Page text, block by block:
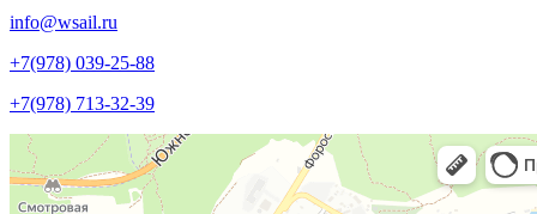
info@wsail.ru
+7(978) 039-25-88
+7(978) 713-32-39